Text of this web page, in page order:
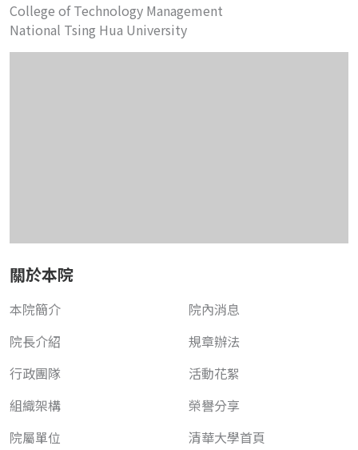
College of Technology Management
National Tsing Hua University
關於本院
本院簡介
院長介紹
行政團隊
組織架構
院屬單位
院內消息
規章辦法
活動花絮
榮譽分享
清華大學首頁